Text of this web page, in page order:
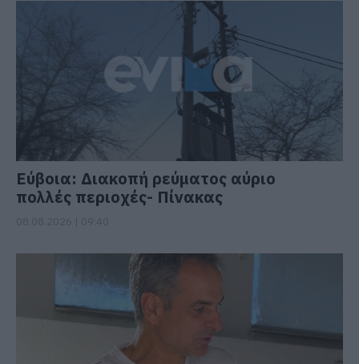
Εύβοια: Διακοπή ρεύματος αύριο
πολλές περιοχές- Πίνακας